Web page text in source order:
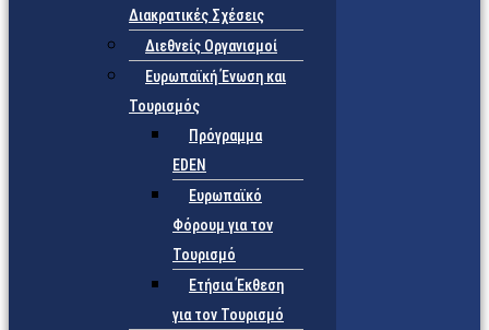
Διακρατικές Σχέσεις
Διεθνείς Οργανισμοί
Ευρωπαϊκή Ένωση και
Τουρισμός
Πρόγραμμα
EDEN
Ευρωπαϊκό
Φόρουμ για τον
Τουρισμό
Ετήσια Έκθεση
για τον Τουρισμό